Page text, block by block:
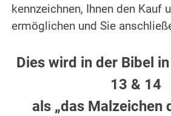
kennzeichnen, Ihnen den Kauf
ermöglichen und Sie
Dies wird in der Bibel
13 & 14
als „das Malzeichen